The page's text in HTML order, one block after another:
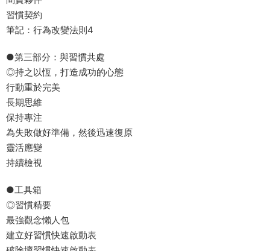
習慣契約
筆記：行為改變法則4
●第三部分：與習慣共處
◎持之以恆，打造成功的心態
行動重於完美
長期思維
保持專注
為失敗做好準備，然後迅速復原
靈活應變
持續檢視
●工具箱
◎習慣精要
最強觀念懶人包
建立好習慣快速啟動表